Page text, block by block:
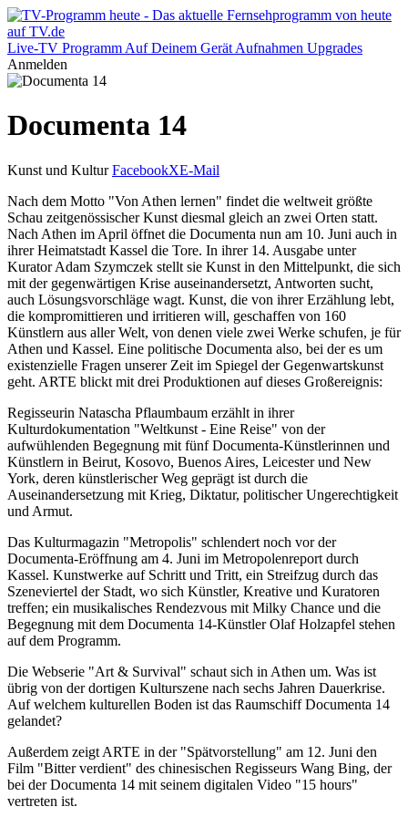
Live-TV Programm Auf Deinem Gerät Aufnahmen Upgrades
Anmelden
Documenta 14
Kunst und Kultur FacebookXE-Mail
Nach dem Motto "Von Athen lernen" findet die weltweit größte
Schau zeitgenössischer Kunst diesmal gleich an zwei Orten statt.
Nach Athen im April öffnet die Documenta nun am 10. Juni auch in
ihrer Heimatstadt Kassel die Tore. In ihrer 14. Ausgabe unter
Kurator Adam Szymczek stellt sie Kunst in den Mittelpunkt, die sich
mit der gegenwärtigen Krise auseinandersetzt, Antworten sucht,
auch Lösungsvorschläge wagt. Kunst, die von ihrer Erzählung lebt,
die kompromittieren und irritieren will, geschaffen von 160
Künstlern aus aller Welt, von denen viele zwei Werke schufen, je für
Athen und Kassel. Eine politische Documenta also, bei der es um
existenzielle Fragen unserer Zeit im Spiegel der Gegenwartskunst
geht. ARTE blickt mit drei Produktionen auf dieses Großereignis:
Regisseurin Natascha Pflaumbaum erzählt in ihrer
Kulturdokumentation "Weltkunst - Eine Reise" von der
aufwühlenden Begegnung mit fünf Documenta-Künstlerinnen und
Künstlern in Beirut, Kosovo, Buenos Aires, Leicester und New
York, deren künstlerischer Weg geprägt ist durch die
Auseinandersetzung mit Krieg, Diktatur, politischer Ungerechtigkeit
und Armut.
Das Kulturmagazin "Metropolis" schlendert noch vor der
Documenta-Eröffnung am 4. Juni im Metropolenreport durch
Kassel. Kunstwerke auf Schritt und Tritt, ein Streifzug durch das
Szeneviertel der Stadt, wo sich Künstler, Kreative und Kuratoren
treffen; ein musikalisches Rendezvous mit Milky Chance und die
Begegnung mit dem Documenta 14-Künstler Olaf Holzapfel stehen
auf dem Programm.
Die Webserie "Art & Survival" schaut sich in Athen um. Was ist
übrig von der dortigen Kulturszene nach sechs Jahren Dauerkrise.
Auf welchem kulturellen Boden ist das Raumschiff Documenta 14
gelandet?
Außerdem zeigt ARTE in der "Spätvorstellung" am 12. Juni den
Film "Bitter verdient" des chinesischen Regisseurs Wang Bing, der
bei der Documenta 14 mit seinem digitalen Video "15 hours"
vertreten ist.